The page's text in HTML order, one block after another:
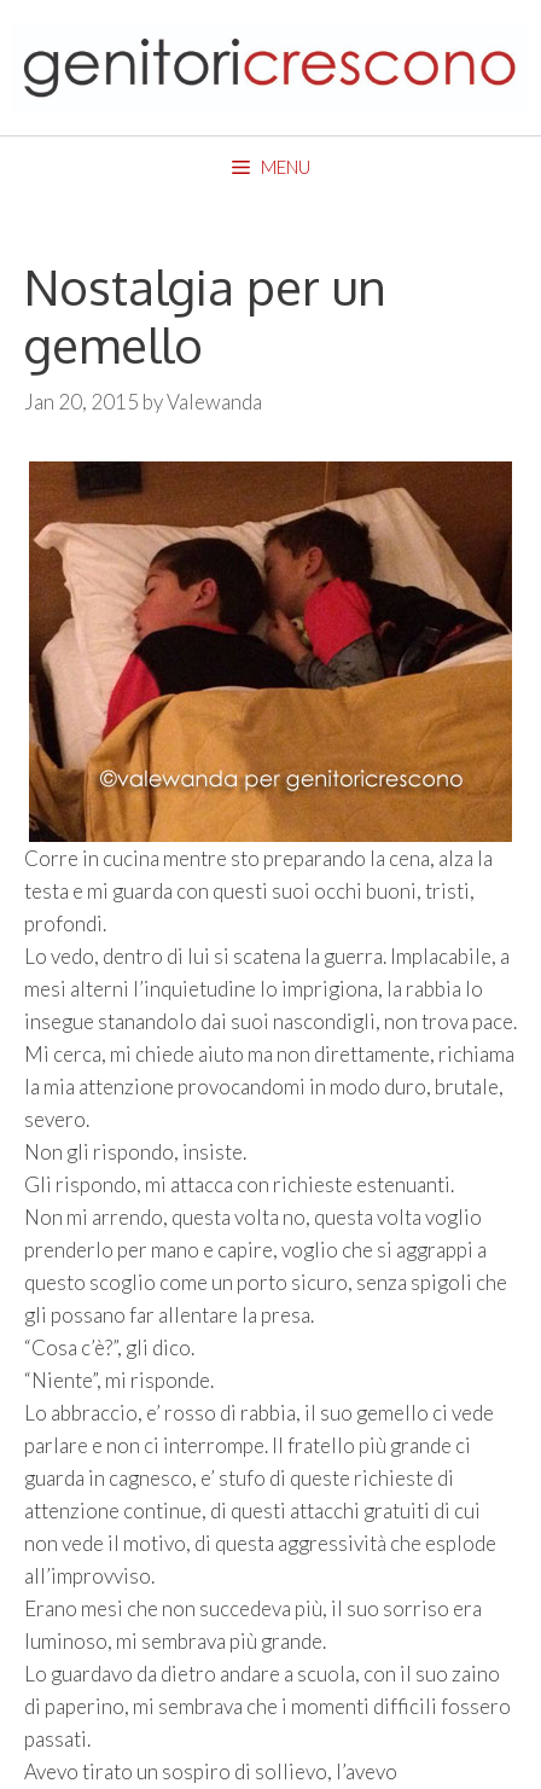
content
MENU
Nostalgia per un
gemello
Jan 20, 2015 byValewanda
Corre in cucina mentre sto preparando la cena, alza la
testa e mi guarda con questi suoi occhi buoni, tristi,
profondi.
Lo vedo, dentro di lui si scatena la guerra. Implacabile, a
mesi alterni l’inquietudine lo imprigiona, la rabbia lo
insegue stanandolo dai suoi nascondigli, non trova pace.
Mi cerca, mi chiede aiuto ma non direttamente, richiama
la mia attenzione provocandomi in modo duro, brutale,
severo.
Non gli rispondo, insiste.
Gli rispondo, mi attacca con richieste estenuanti.
Non mi arrendo, questa volta no, questa volta voglio
prenderlo per mano e capire, voglio che si aggrappi a
questo scoglio come un porto sicuro, senza spigoli che
gli possano far allentare la presa.
“Cosa c’è?”, gli dico.
“Niente”, mi risponde.
Lo abbraccio, e’ rosso di rabbia, il suo gemello ci vede
parlare e non ci interrompe. Il fratello più grande ci
guarda in cagnesco, e’ stufo di queste richieste di
attenzione continue, di questi attacchi gratuiti di cui
non vede il motivo, di questa aggressività che esplode
all’improvviso.
Erano mesi che non succedeva più, il suo sorriso era
luminoso, mi sembrava più grande.
Lo guardavo da dietro andare a scuola, con il suo zaino
di paperino, mi sembrava che i momenti difficili fossero
passati.
Avevo tirato un sospiro di sollievo, l’avevo